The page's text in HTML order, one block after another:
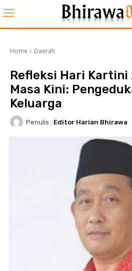
Home Daerah
Refleksi Hari Kartini
Masa Kini:
Keluarga
Penulis : Editor Harian Bhirawa